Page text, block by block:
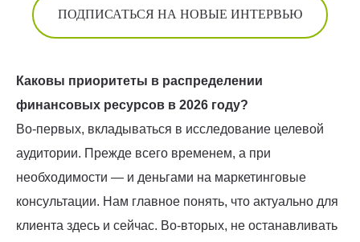
ПОДПИСАТЬСЯ НА НОВЫЕ ИНТЕРВЬЮ
Каковы приоритеты в распределении
финансовых ресурсов в 2026 году?
Во-первых, вкладываться в исследование целевой
аудитории. Прежде всего временем, а при
необходимости — и деньгами на маркетинговые
консультации. Нам главное понять, что актуально для
клиента здесь и сейчас. Во-вторых, не останавливать